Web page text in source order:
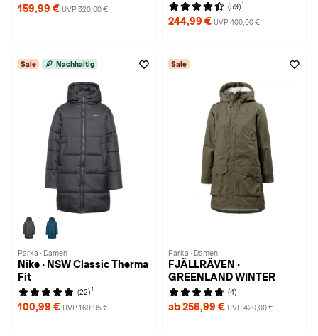
159,99 € UVP 320,00 € (59) 1
244,99 € UVP 400,00 €
Sale Nachhaltig
Parka · Damen
Nike · NSW Classic Therma
Fit
(22) 1
100,99 € UVP 169,95 €
Sale
Parka · Damen
FJÄLLRÄVEN ·
GREENLAND WINTER
(4) 1
ab 256,99 € UVP 420,00 €